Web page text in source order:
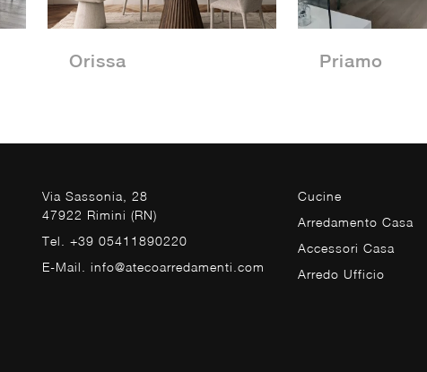
Orissa Priamo
Via Sassonia, 28
47922 Rimini (RN)
Tel. +39 05411890220
E-Mail. info@atecoarredamenti.com
Cucine
Arredamento Casa
Accessori Casa
Arredo Ufficio